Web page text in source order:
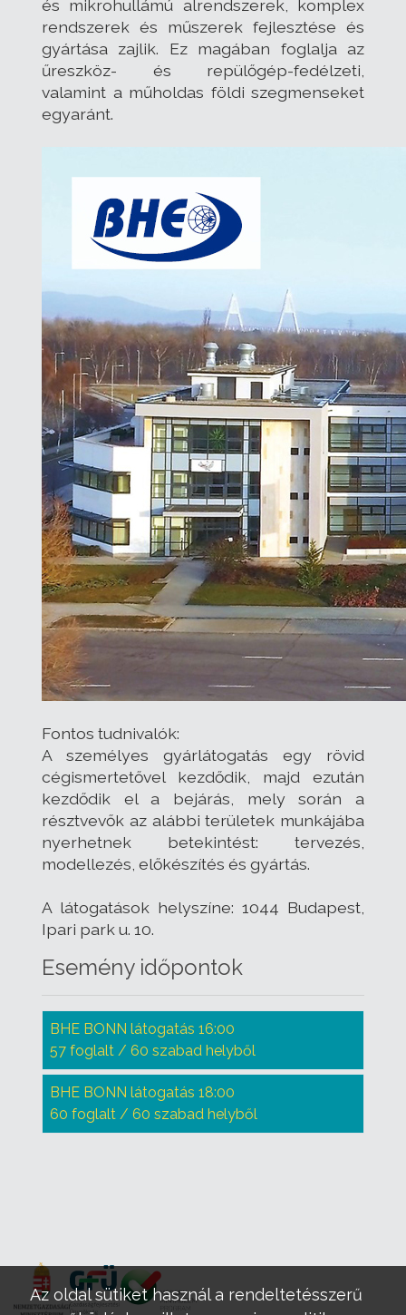
és mikrohullámú alrendszerek, komplex
rendszerek és műszerek fejlesztése és
gyártása zajlik. Ez magában foglalja az
űreszköz- és repülőgép-fedélzeti,
valamint a műholdas földi szegmenseket
egyaránt.
Fontos tudnivalók:
A személyes gyárlátogatás egy rövid
cégismertetővel kezdődik, majd ezután
kezdődik el a bejárás, mely során a
résztvevők az alábbi területek munkájába
nyerhetnek betekintést: tervezés,
modellezés, előkészítés és gyártás.
A látogatások helyszíne: 1044 Budapest,
Ipari park u. 10.
Esemény időpontok
BHE BONN látogatás 16:00
57 foglalt / 60 szabad helyből
BHE BONN látogatás 18:00
60 foglalt / 60 szabad helyből
Az oldal sütiket használ a rendeltetésszerű